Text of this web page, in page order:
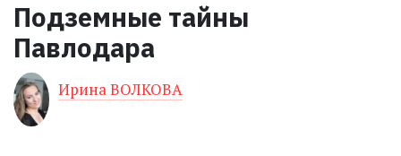
Подземные тайны
Павлодара
Ирина ВОЛКОВА